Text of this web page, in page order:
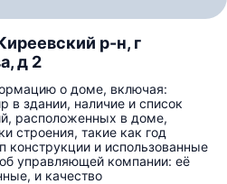
р-н, г
д 2
о доме, включая:
в здании, наличие и список
расположенных в доме,
строения, такие как год
конструкции и использованные
управляющей компании: её
и качество